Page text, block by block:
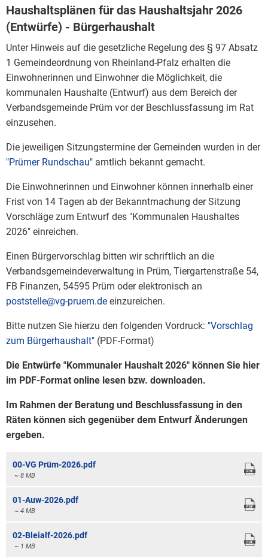
Bauleitplanung /
Jugend
Senioren
Kommunaler
Museum
Haushaltsplänen für das Haushaltsjahr 2026
(Entwürfe) - Bürgerhaushalt
Unter Hinweis auf die gesetzliche Regelung des § 97 Absatz
1 Gemeindeordnung von Rheinland-Pfalz erhalten die
Einwohnerinnen und Einwohner die Möglichkeit, die
kommunalen Haushalte (Entwurf) aus dem Bereich der
Verbandsgemeinde Prüm vor der Beschlussfassung im Rat
einzusehen.
Die jeweiligen Sitzungstermine der Gemeinden wurden in der
"Prümer Rundschau" amtlich bekannt gemacht.
Die Einwohnerinnen und Einwohner können innerhalb einer
Frist von 14 Tagen ab der Bekanntmachung der Sitzung
Vorschläge zum Entwurf des "Kommunalen Haushaltes
2026" einreichen.
Einen Bürgervorschlag bitten wir schriftlich an die
Verbandsgemeindeverwaltung in Prüm, Tiergartenstraße 54,
FB Finanzen, 54595 Prüm oder elektronisch an
poststelle@vg-pruem.de einzureichen.
Bitte nutzen Sie hierzu den folgenden Vordruck: "Vorschlag
zum Bürgerhaushalt" (PDF-Format)
Die Entwürfe "Kommunaler Haushalt 2026" können Sie hier
im PDF-Format online lesen bzw. downloaden.
Im Rahmen der Beratung und Beschlussfassung in den
Räten können sich gegenüber dem Entwurf Änderungen
ergeben.
00-VG Prüm-2026.pdf
~ 8 MB
01-Auw-2026.pdf
~ 4 MB
02-Bleialf-2026.pdf
~ 1 MB